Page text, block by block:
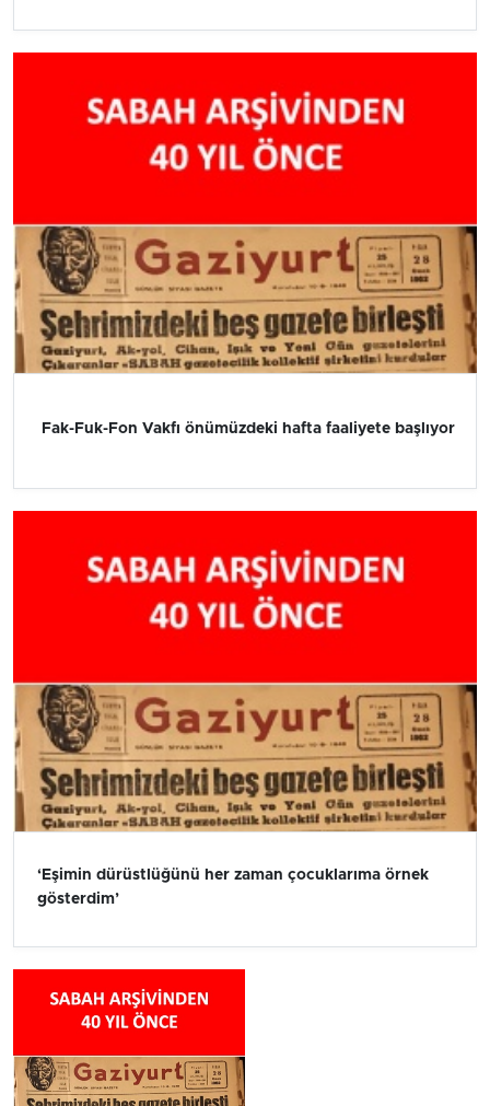
Fak-Fuk-Fon Vakfı önümüzdeki hafta faaliyete başlıyor
‘Eşimin dürüstlüğünü her zaman çocuklarıma örnek
gösterdim’